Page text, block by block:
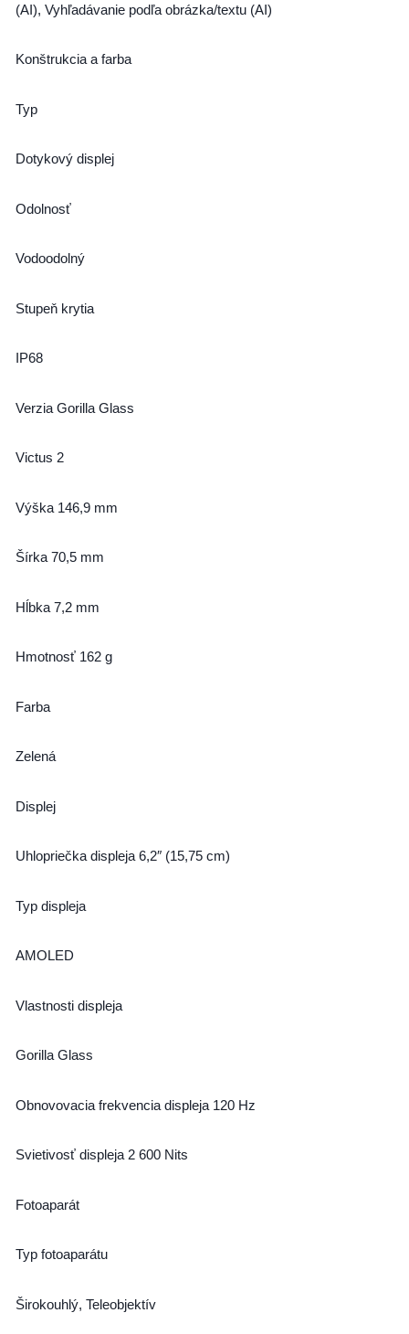
(AI), Vyhľadávanie podľa obrázka/textu (AI)
Konštrukcia a farba
Typ
Dotykový displej
Odolnosť
Vodoodolný
Stupeň krytia
IP68
Verzia Gorilla Glass
Victus 2
Výška 146,9 mm
Šírka 70,5 mm
Hĺbka 7,2 mm
Hmotnosť 162 g
Farba
Zelená
Displej
Uhlopriečka displeja 6,2″ (15,75 cm)
Typ displeja
AMOLED
Vlastnosti displeja
Gorilla Glass
Obnovovacia frekvencia displeja 120 Hz
Svietivosť displeja 2 600 Nits
Fotoaparát
Typ fotoaparátu
Širokouhlý, Teleobjektív